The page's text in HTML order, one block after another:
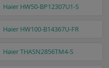
Haier HW50-BP12307U1-S
Haier HW100-B14367U-FR
Haier THASN2856TM4-S